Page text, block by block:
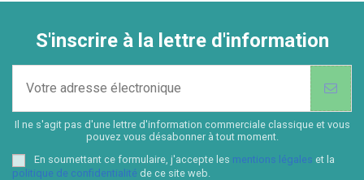
S'inscrire à la lettre d'information
Il ne s'agit pas d'une lettre d'information commerciale classique et vous
pouvez vous désabonner à tout moment.
En soumettant ce formulaire, j'accepte les mentions légales et la
politique de confidentialité de ce site web.